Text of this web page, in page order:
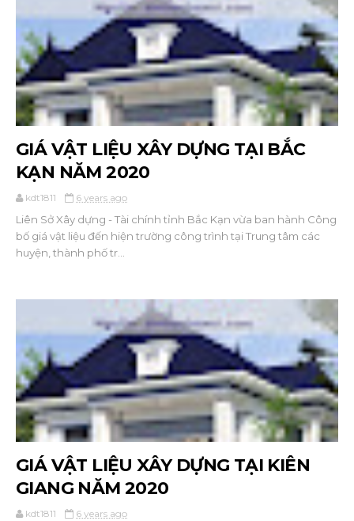
GIÁ VẬT LIỆU XÂY DỰNG TẠI BẮC
KẠN NĂM 2020
kdt1811 6 years ago
Liên Sở Xây dựng - Tài chính tỉnh Bắc Kạn vừa ban hành Công
bố giá vật liệu đến hiện trường công trình tại Trung tâm các
huyện, thành phố tr...
GIÁ VẬT LIỆU XÂY DỰNG TẠI KIÊN
GIANG NĂM 2020
kdt1811 6 years ago